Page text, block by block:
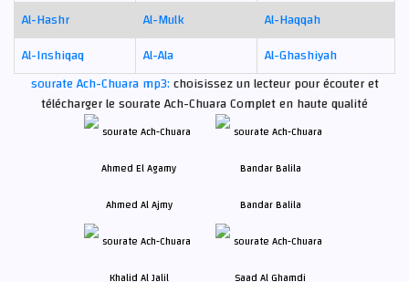
Al-Hashr
Al-Mulk
Al-Haqqah
Al-Inshiqaq
Al-Ala
Al-Ghashiyah
sourate Ach-Chuara mp3:choisissez un lecteur pour écouter et
télécharger le sourate Ach-Chuara Complet en haute qualité
Ahmed Al Ajmy Bandar Balila